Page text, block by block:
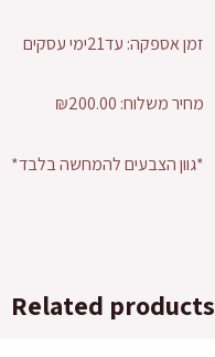
זמן אספקה: עד21ימי עסקים
מחיר משלוח: ₪200.00
*גוון הצבעים להמחשה בלבד*
Related products